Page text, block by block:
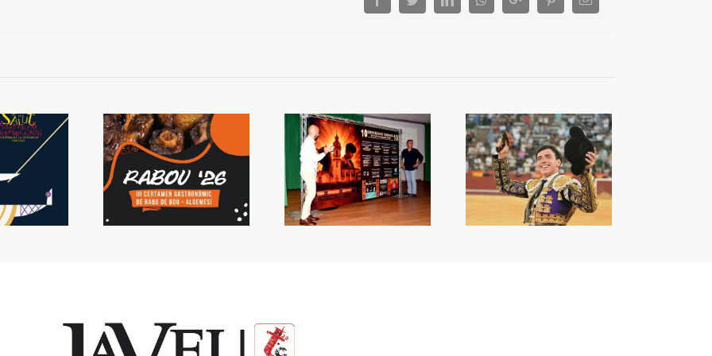
tornarà a
Algemesí
Presentada la Setmana
de Bous
La capacitat de Nek
sorprén a València